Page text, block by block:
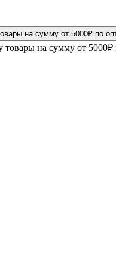
товары на сумму от